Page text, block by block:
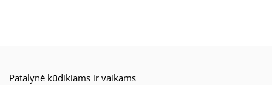
Patalynė kūdikiams ir vaikams